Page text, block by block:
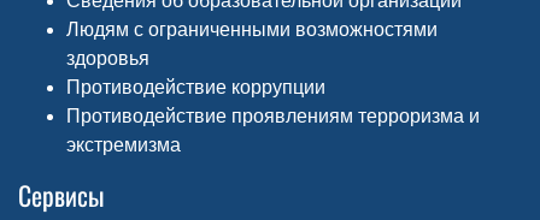
Людям с ограниченными возможностями
здоровья
Противодействие коррупции
Противодействие проявлениям терроризма и
экстремизма
Сервисы